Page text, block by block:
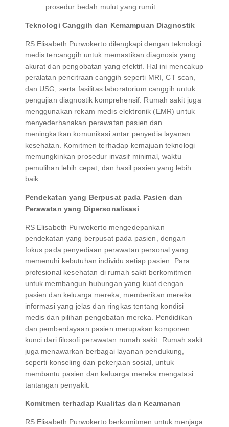
prosedur bedah mulut yang rumit.
Teknologi Canggih dan Kemampuan Diagnostik
RS Elisabeth Purwokerto dilengkapi dengan teknologi
medis tercanggih untuk memastikan diagnosis yang
akurat dan pengobatan yang efektif. Hal ini mencakup
peralatan pencitraan canggih seperti MRI, CT scan,
dan USG, serta fasilitas laboratorium canggih untuk
pengujian diagnostik komprehensif. Rumah sakit juga
menggunakan rekam medis elektronik (EMR) untuk
menyederhanakan perawatan pasien dan
meningkatkan komunikasi antar penyedia layanan
kesehatan. Komitmen terhadap kemajuan teknologi
memungkinkan prosedur invasif minimal, waktu
pemulihan lebih cepat, dan hasil pasien yang lebih
baik.
Pendekatan yang Berpusat pada Pasien dan
Perawatan yang Dipersonalisasi
RS Elisabeth Purwokerto mengedepankan
pendekatan yang berpusat pada pasien, dengan
fokus pada penyediaan perawatan personal yang
memenuhi kebutuhan individu setiap pasien. Para
profesional kesehatan di rumah sakit berkomitmen
untuk membangun hubungan yang kuat dengan
pasien dan keluarga mereka, memberikan mereka
informasi yang jelas dan ringkas tentang kondisi
medis dan pilihan pengobatan mereka. Pendidikan
dan pemberdayaan pasien merupakan komponen
kunci dari filosofi perawatan rumah sakit. Rumah sakit
juga menawarkan berbagai layanan pendukung,
seperti konseling dan pekerjaan sosial, untuk
membantu pasien dan keluarga mereka mengatasi
tantangan penyakit.
Komitmen terhadap Kualitas dan Keamanan
RS Elisabeth Purwokerto berkomitmen untuk menjaga